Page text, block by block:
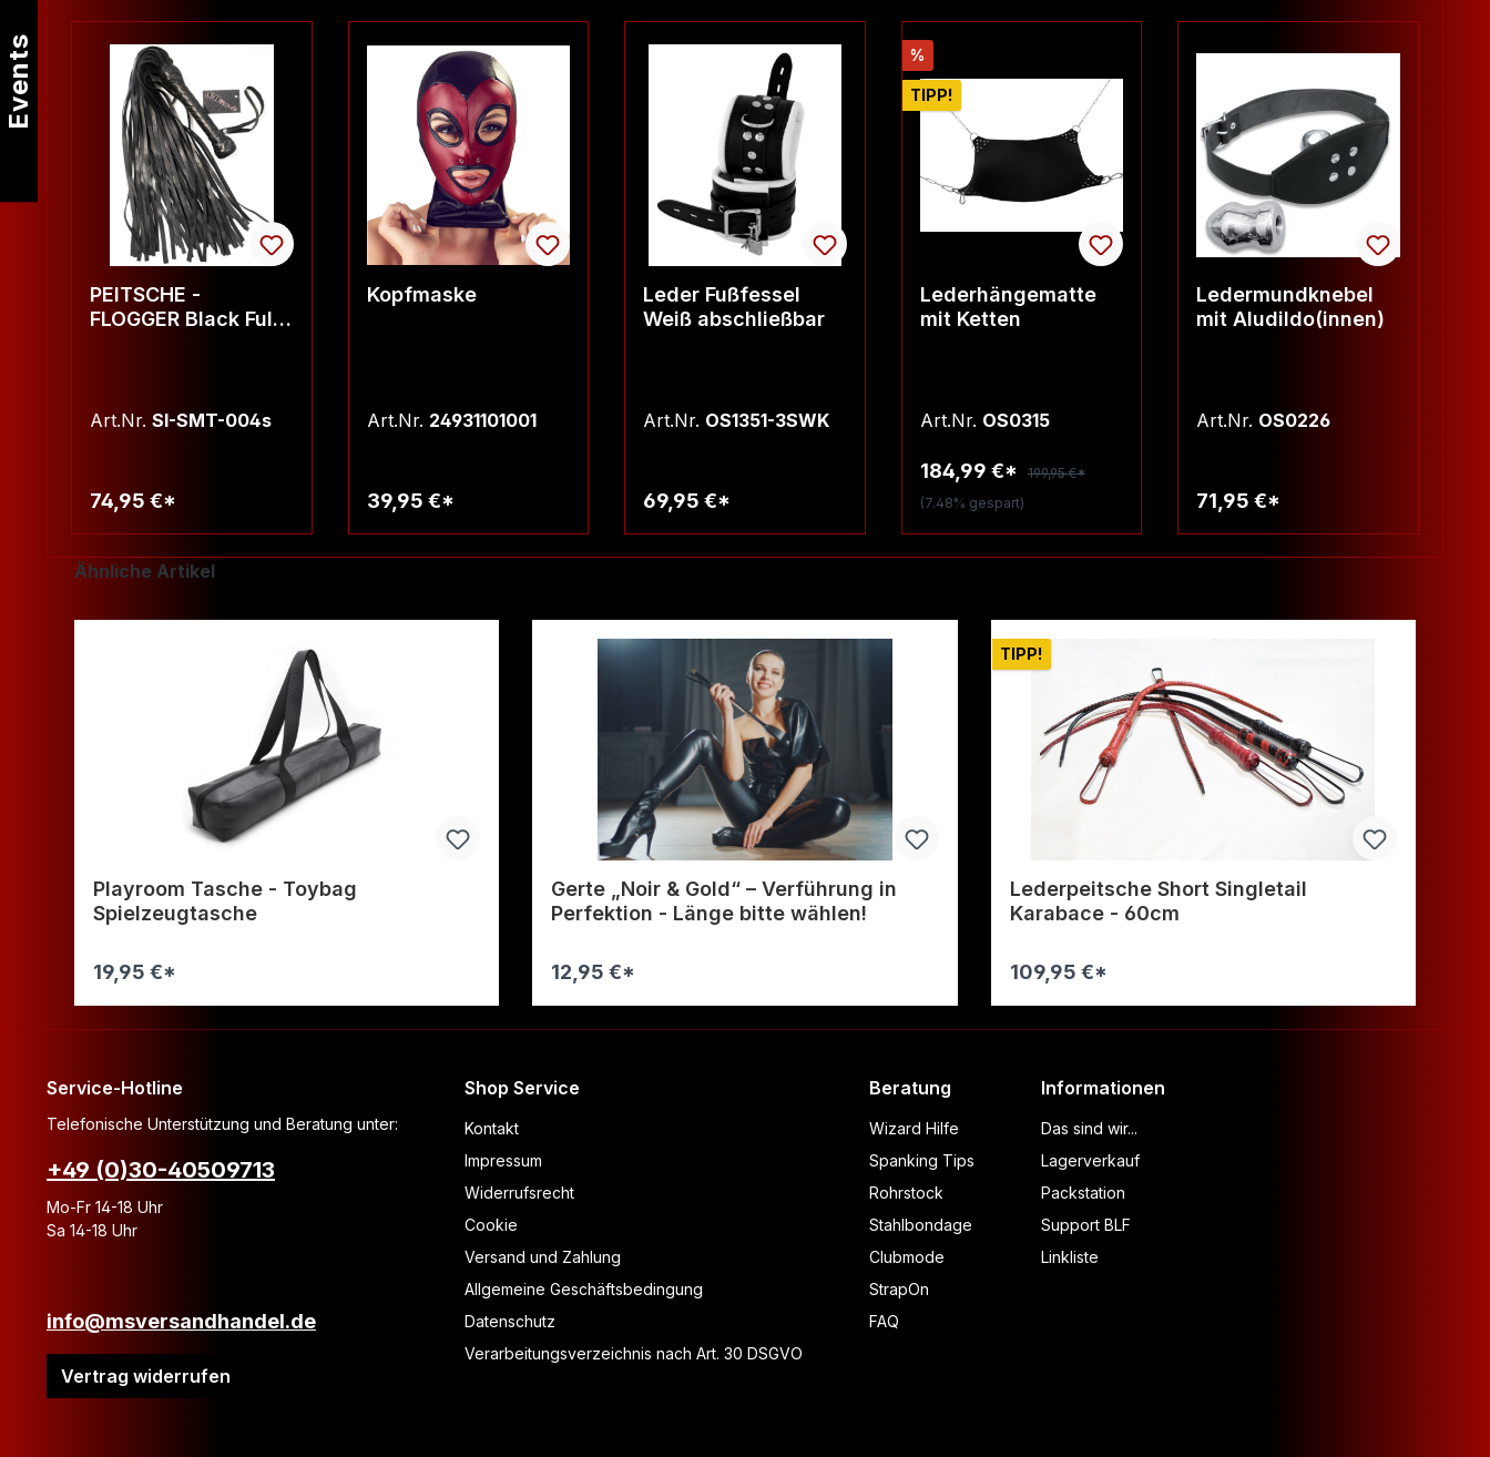
PEITSCHE -
FLOGGER Black Full
Art.Nr. SI-SMT-004s
74,95 €*
Kopfmaske
Art.Nr. 24931101001
39,95 €*
Leder Fußfessel
Weiß abschließbar
Art.Nr. OS1351-3SWK
69,95 €*
%Rabatt
TIPP!
Lederhängematte
mit Ketten
Art.Nr. OS0315
184,99 €*
199,95 €*
(7.48% gespart)
Ledermundknebel
mit Aludildo(innen)
Art.Nr. OS0226
71,95 €*
Produktgalerie überspringen
Ähnliche Artikel
Playroom Tasche - Toybag
Spielzeugtasche
19,95 €*
Gerte „Noir & Gold“ – Verführung in
Perfektion - Länge bitte wählen!
12,95 €*
TIPP!
Lederpeitsche Short Singletail
Karabace - 60cm
109,95 €*
Service-Hotline
Telefonische Unterstützung und Beratung unter:
+49 (0)30-40509713
Mo-Fr 14-18 Uhr
Sa 14-18 Uhr
info@msversandhandel.de
Vertrag widerrufen
Shop Service
Kontakt
Impressum
Widerrufsrecht
Cookie
Versand und Zahlung
Allgemeine Geschäftsbedingung
Datenschutz
Verarbeitungsverzeichnis nach Art. 30 DSGVO
Beratung
Wizard Hilfe
Spanking Tips
Rohrstock
Stahlbondage
Clubmode
StrapOn
FAQ
Informationen
Das sind wir...
Lagerverkauf
Packstation
Support BLF
Linkliste
Events